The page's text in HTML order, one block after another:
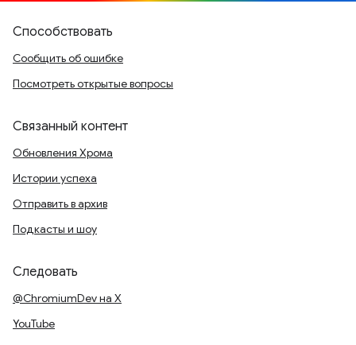
Способствовать
Сообщить об ошибке
Посмотреть открытые вопросы
Связанный контент
Обновления Хрома
Истории успеха
Отправить в архив
Подкасты и шоу
Следовать
@ChromiumDev на X
YouTube